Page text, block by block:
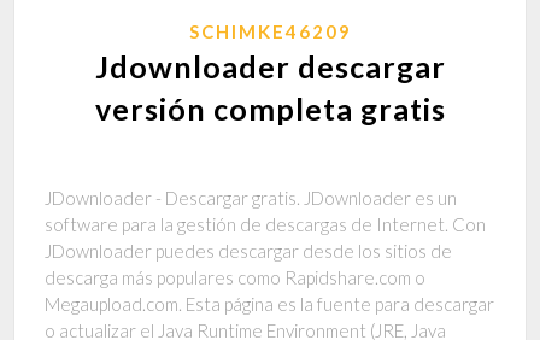
SCHIMKE46209
Jdownloader descargar
versión completa gratis
JDownloader - Descargar gratis. JDownloader es un
software para la gestión de descargas de Internet. Con
JDownloader puedes descargar desde los sitios de
descarga más populares como Rapidshare.com o
Megaupload.com. Esta página es la fuente para descargar
o actualizar el Java Runtime Environment (JRE, Java